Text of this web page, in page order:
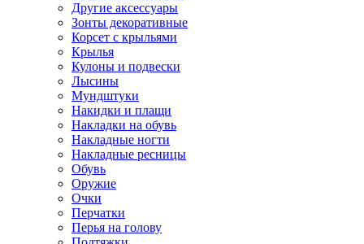
Другие аксессуары
Зонты декоративные
Корсет с крыльями
Крылья
Кулоны и подвески
Лысины
Мундштуки
Накидки и плащи
Накладки на обувь
Накладные ногти
Накладные ресницы
Обувь
Оружие
Очки
Перчатки
Перья на голову